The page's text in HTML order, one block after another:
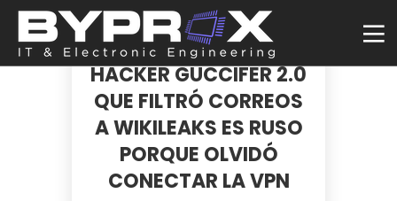
ASEGURAN HABER
DESCUBIERTO QUE EL
HACKER GUCCIFER 2.0
QUE FILTRÓ CORREOS
A WIKILEAKS ES RUSO
PORQUE OLVIDÓ
CONECTAR LA VPN